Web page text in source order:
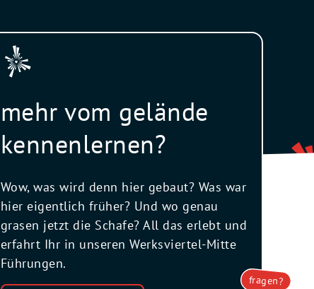
fragen?
mehr vom gelände
kennenlernen?
Wow, was wird denn hier gebaut? Was war
hier eigentlich früher? Und wo genau
grasen jetzt die Schafe? All das erlebt und
erfahrt Ihr in unseren Werksviertel-Mitte
Führungen.